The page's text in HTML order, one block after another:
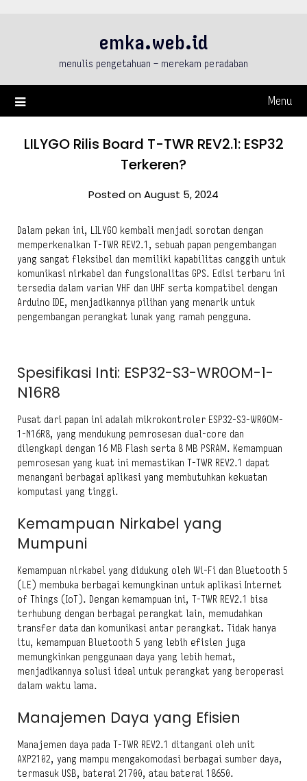
emka.web.id
menulis pengetahuan – merekam peradaban
Menu
LILYGO Rilis Board T-TWR REV2.1: ESP32
Terkeren?
Posted on August 5, 2024
Dalam pekan ini, LILYGO kembali menjadi sorotan dengan
memperkenalkan T-TWR REV2.1, sebuah papan pengembangan
yang sangat fleksibel dan memiliki kapabilitas canggih untuk
komunikasi nirkabel dan fungsionalitas GPS. Edisi terbaru ini
tersedia dalam varian VHF dan UHF serta kompatibel dengan
Arduino IDE, menjadikannya pilihan yang menarik untuk
pengembangan perangkat lunak yang ramah pengguna.
Spesifikasi Inti: ESP32-S3-WR0OM-1-
N16R8
Pusat dari papan ini adalah mikrokontroler ESP32-S3-WR0OM-
1-N16R8, yang mendukung pemrosesan dual-core dan
dilengkapi dengan 16 MB Flash serta 8 MB PSRAM. Kemampuan
pemrosesan yang kuat ini memastikan T-TWR REV2.1 dapat
menangani berbagai aplikasi yang membutuhkan kekuatan
komputasi yang tinggi.
Kemampuan Nirkabel yang
Mumpuni
Kemampuan nirkabel yang didukung oleh Wi-Fi dan Bluetooth 5
(LE) membuka berbagai kemungkinan untuk aplikasi Internet
of Things (IoT). Dengan kemampuan ini, T-TWR REV2.1 bisa
terhubung dengan berbagai perangkat lain, memudahkan
transfer data dan komunikasi antar perangkat. Tidak hanya
itu, kemampuan Bluetooth 5 yang lebih efisien juga
memungkinkan penggunaan daya yang lebih hemat,
menjadikannya solusi ideal untuk perangkat yang beroperasi
dalam waktu lama.
Manajemen Daya yang Efisien
Manajemen daya pada T-TWR REV2.1 ditangani oleh unit
AXP2102, yang mampu mengakomodasi berbagai sumber daya,
termasuk USB, baterai 21700, atau baterai 18650.